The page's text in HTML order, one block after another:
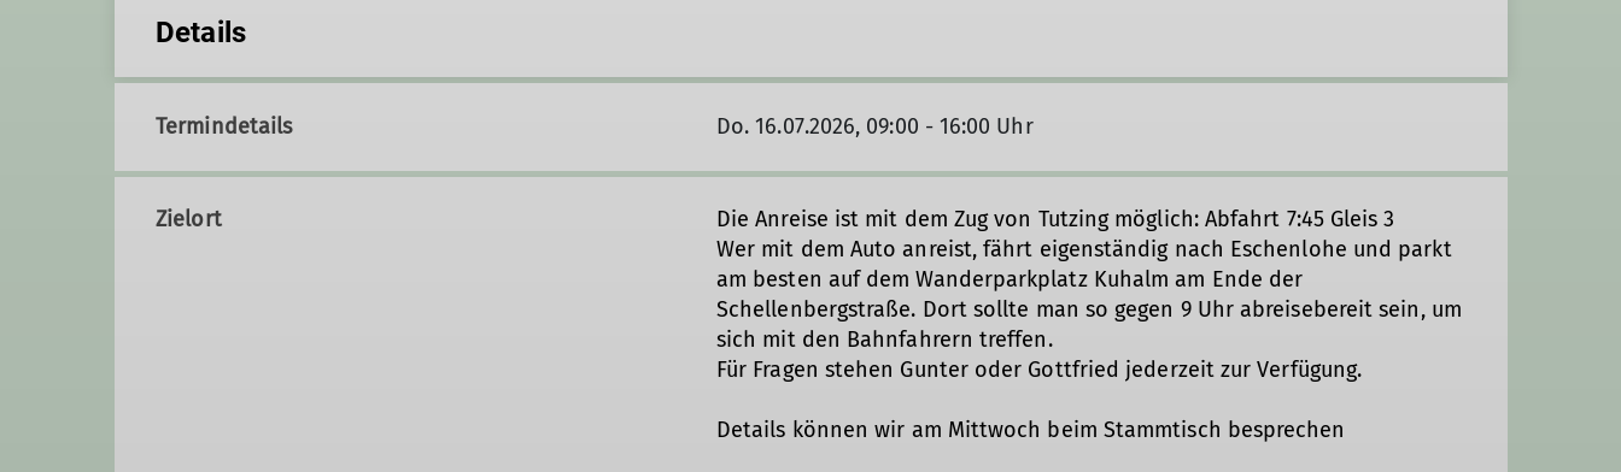
Details
Termindetails Do. 16.07.2026, 09:00 - 16:00 Uhr
Zielort
Die Anreise ist mit dem Zug von Tutzing möglich: Abfahrt 7:45 Gleis 3
Wer mit dem Auto anreist, fährt eigenständig nach Eschenlohe und parkt
am besten auf dem Wanderparkplatz Kuhalm am Ende der
Schellenbergstraße. Dort sollte man so gegen 9 Uhr abreisebereit sein, um
sich mit den Bahnfahrern treffen.
Für Fragen stehen Gunter oder Gottfried jederzeit zur Verfügung.
Details können wir am Mittwoch beim Stammtisch besprechen